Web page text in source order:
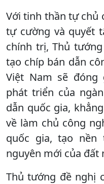
Với tinh thần tự chủ
tự cường và quyết
chính trị, Thủ
tạo chíp bán dẫn
Việt Nam sẽ
phát triển của
dẫn quốc gia,
về làm chủ công
quốc gia, tạo nền
nguyên mới của đất
Thủ tướng đề nghị